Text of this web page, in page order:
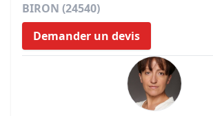
BIRON (24540)
Demander un devis